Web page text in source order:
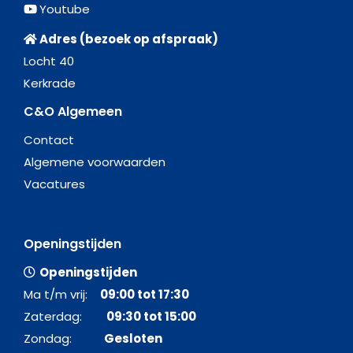
Youtube
Adres (bezoek op afspraak)
Locht 40
Kerkrade
C&O Algemeen
Contact
Algemene voorwaarden
Vacatures
Openingstijden
Openingstijden
Ma t/m vrij: 09:00 tot 17:30
Zaterdag: 09:30 tot 15:00
Zondag: Gesloten